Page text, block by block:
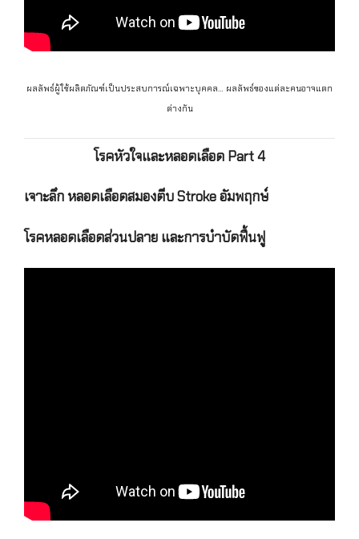
ผลลัพธ์ผู้ใช้ผลิตภัณฑ์เป็นประสบการณ์เฉพาะบุคคล… ผลลัพธ์ของแต่ละคนอาจแตก
ต่างกัน
โรคหัวใจและหลอดเลือด Part 4
เจาะลึก หลอดเลือดสมองตีบ Stroke อัมพฤกษ์
โรคหลอดเลือดส่วนปลาย และการบำบัดฟื้นฟู